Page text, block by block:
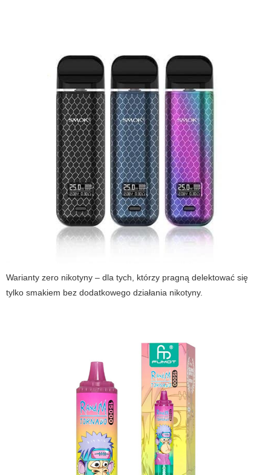
Warianty zero nikotyny – dla tych, którzy pragną delektować się
tylko smakiem bez dodatkowego działania nikotyny.